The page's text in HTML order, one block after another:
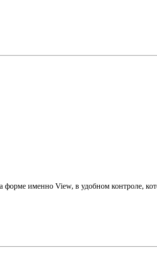
форме именно View, в удобном контроле,